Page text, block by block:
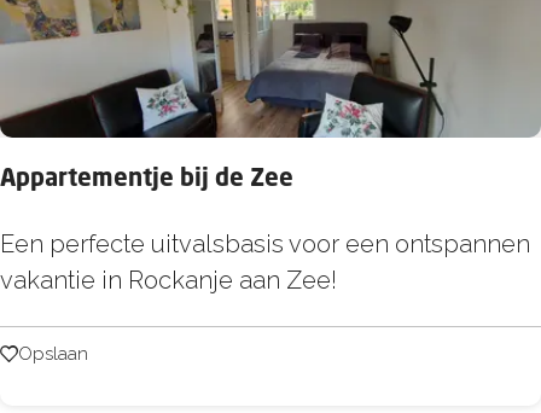
u
s
D
u
n
o
o
Appartementje bij de Zee
A
p
a
Een perfecte uitvalsbasis voor een ontspannen
vakantie in Rockanje aan Zee!
Opslaan
Opslaan